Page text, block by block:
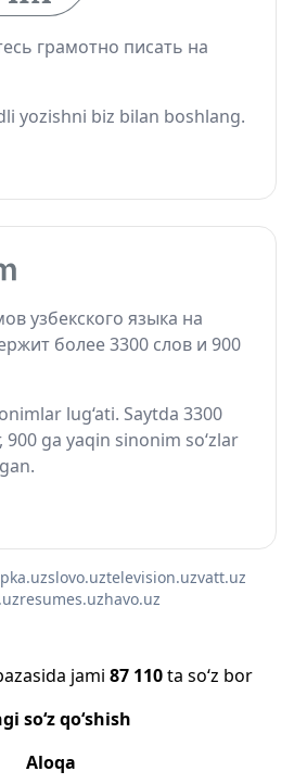
грамотно писать на
yozishni biz bilan boshlang.
узбекского языка на
более 3300 слов и 900
lug‘ati. Saytda 3300
900 ga yaqin sinonim so‘zlar
slovo.uztelevision.uzvatt.uz
resumes.uzhavo.uz
jami 87 110ta so‘z bor
so‘z qo‘shish
Aloqa